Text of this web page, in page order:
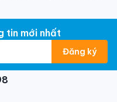
tiện, đáp ứng nhu
độ nước ổn định.
tin mới nhất
Đăng ký